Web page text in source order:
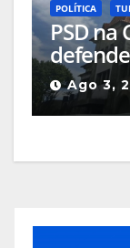
POLÍTICA
PSD na
deveria
projeto
Ago 3,